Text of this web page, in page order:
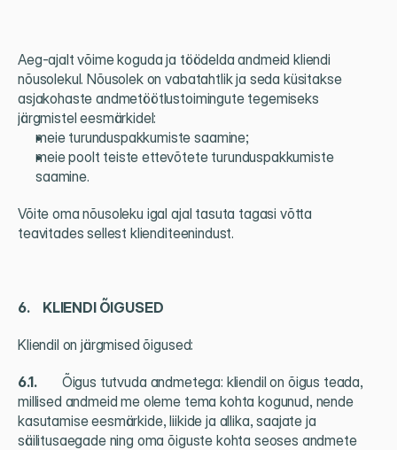
Aeg-ajalt võime koguda ja töödelda andmeid kliendi
nõusolekul. Nõusolek on vabatahtlik ja seda küsitakse
asjakohaste andmetöötlustoimingute tegemiseks
järgmistel eesmärkidel:
meie turunduspakkumiste saamine;
meie poolt teiste ettevõtete turunduspakkumiste
saamine.
Võite oma nõusoleku igal ajal tasuta tagasi võtta
teavitades sellest klienditeenindust.
6.     KLIENDI ÕIGUSED
Kliendil on järgmised õigused:
6.1. Õigus tutvuda andmetega: kliendil on õigus teada,
millised andmeid me oleme tema kohta kogunud, nende
kasutamise eesmärkide, liikide ja allika, saajate ja
säilitusaegade ning oma õiguste kohta seoses andmete